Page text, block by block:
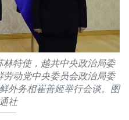
特使，越共中央政治局委
动党中央委员会政治局委
外务相崔善姬举行会谈。图
社